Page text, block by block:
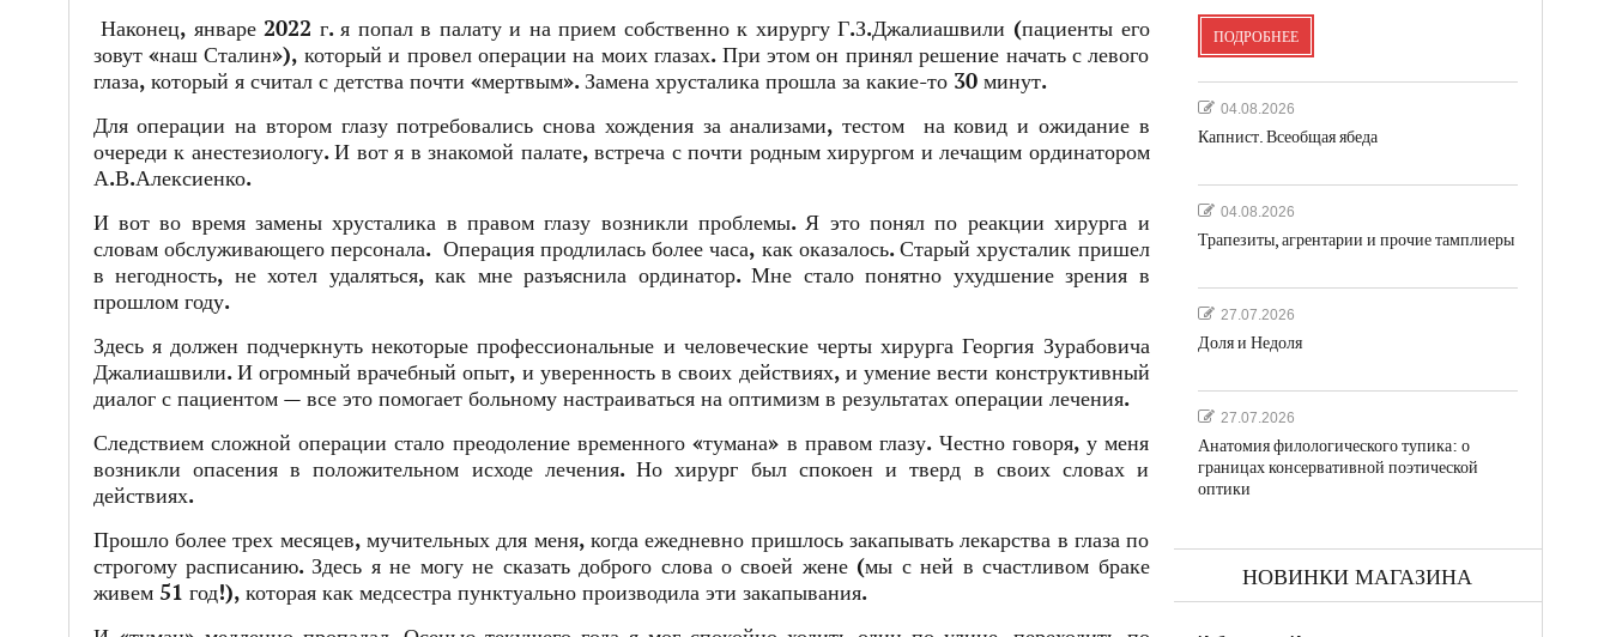
Наконец, январе 2022 г. я попал в палату и на прием собственно к хирургу Г.З.Джалиашвили (пациенты его
зовут «наш Сталин»), который и провел операции на моих глазах. При этом он принял решение начать с левого
глаза, который я считал с детства почти «мертвым». Замена хрусталика прошла за какие-то 30 минут.
Для операции на втором глазу потребовались снова хождения за анализами, тестом на ковид и ожидание в
очереди к анестезиологу. И вот я в знакомой палате, встреча с почти родным хирургом и лечащим ординатором
А.В.Алексиенко.
И вот во время замены хрусталика в правом глазу возникли проблемы. Я это понял по реакции хирурга и
словам обслуживающего персонала. Операция продлилась более часа, как оказалось. Старый хрусталик пришел
в негодность, не хотел удаляться, как мне разъяснила ординатор. Мне стало понятно ухудшение зрения в
прошлом году.
Здесь я должен подчеркнуть некоторые профессиональные и человеческие черты хирурга Георгия Зурабовича
Джалиашвили. И огромный врачебный опыт, и уверенность в своих действиях, и умение вести конструктивный
диалог с пациентом — все это помогает больному настраиваться на оптимизм в результатах операции лечения.
Следствием сложной операции стало преодоление временного «тумана» в правом глазу. Честно говоря, у меня
возникли опасения в положительном исходе лечения. Но хирург был спокоен и тверд в своих словах и
действиях.
Прошло более трех месяцев, мучительных для меня, когда ежедневно пришлось закапывать лекарства в глаза по
строгому расписанию. Здесь я не могу не сказать доброго слова о своей жене (мы с ней в счастливом браке
живем 51 год!), которая как медсестра пунктуально производила эти закапывания.
ПОДРОБНЕЕ
04.08.2026
Капнист. Всеобщая ябеда
04.08.2026
Трапезиты, агрентарии и прочие тамплиеры
27.07.2026
Доля и Недоля
27.07.2026
Анатомия филологического тупика: о
границах консервативной поэтической
оптики
НОВИНКИ МАГАЗИНА